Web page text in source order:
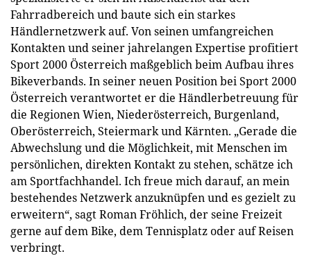
Fahrradbereich und baute sich ein starkes
Händlernetzwerk auf. Von seinen umfangreichen
Kontakten und seiner jahrelangen Expertise profitiert
Sport 2000 Österreich maßgeblich beim Aufbau ihres
Bikeverbands. In seiner neuen Position bei Sport 2000
Österreich verantwortet er die Händlerbetreuung für
die Regionen Wien, Niederösterreich, Burgenland,
Oberösterreich, Steiermark und Kärnten. „Gerade die
Abwechslung und die Möglichkeit, mit Menschen im
persönlichen, direkten Kontakt zu stehen, schätze ich
am Sportfachhandel. Ich freue mich darauf, an mein
bestehendes Netzwerk anzuknüpfen und es gezielt zu
erweitern“, sagt Roman Fröhlich, der seine Freizeit
gerne auf dem Bike, dem Tennisplatz oder auf Reisen
verbringt.